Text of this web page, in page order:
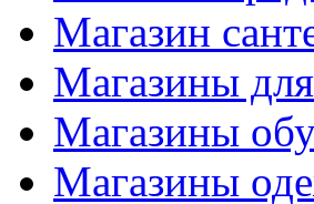
Магазин
Магазины
Магазины
Магазины